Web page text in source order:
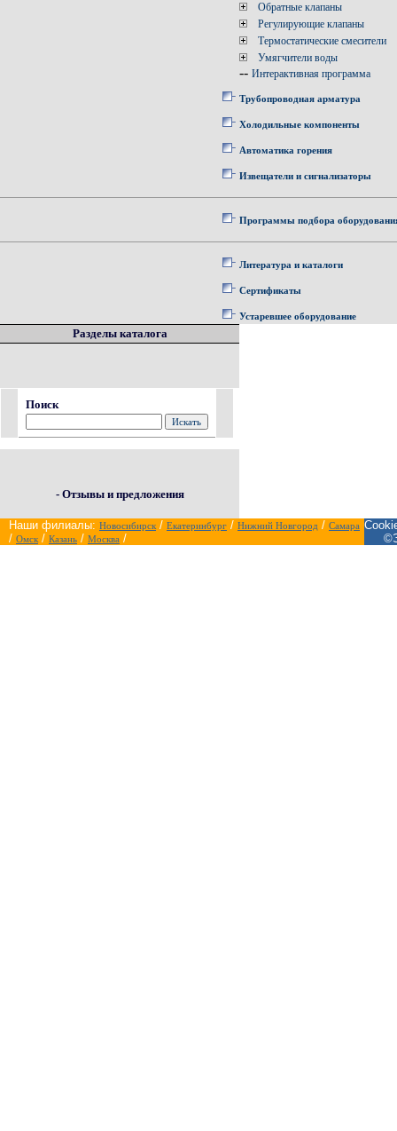
Обратные клапаны
Регулирующие клапаны
Термостатические смесители
Умягчители воды
-- Интерактивная программа
Трубопроводная арматура
Холодильные компоненты
Автоматика горения
Извещатели и сигнализаторы
Программы подбора
Литература и каталоги
Сертификаты
Устаревшее оборудование
Разделы каталога
Поиск
- Отзывы и предложения
Наши филиалы: Новосибирск/ Екатеринбург / Нижний Новгород / Самара
/ Омск/ Казань / Москва /